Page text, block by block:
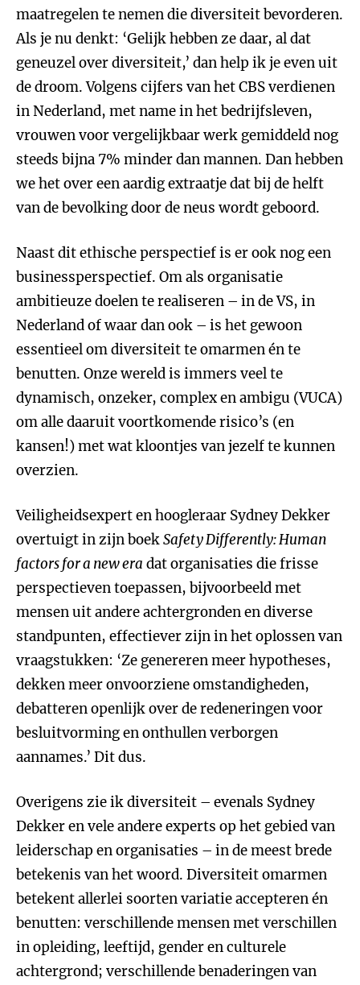
maatregelen te nemen die diversiteit bevorderen.
Als je nu denkt: ‘Gelijk hebben ze daar, al dat
geneuzel over diversiteit,’ dan help ik je even uit
de droom. Volgens cijfers van het CBS verdienen
in Nederland, met name in het bedrijfsleven,
vrouwen voor vergelijkbaar werk gemiddeld nog
steeds bijna 7% minder dan mannen. Dan hebben
we het over een aardig extraatje dat bij de helft
van de bevolking door de neus wordt geboord.
Naast dit ethische perspectief is er ook nog een
businessperspectief. Om als organisatie
ambitieuze doelen te realiseren – in de VS, in
Nederland of waar dan ook – is het gewoon
essentieel om diversiteit te omarmen én te
benutten. Onze wereld is immers veel te
dynamisch, onzeker, complex en ambigu (VUCA)
om alle daaruit voortkomende risico’s (en
kansen!) met wat kloontjes van jezelf te kunnen
overzien.
Veiligheidsexpert en hoogleraar Sydney Dekker
overtuigt in zijn boekSafety Differently: Human
factors for a new era dat organisaties die frisse
perspectieven toepassen, bijvoorbeeld met
mensen uit andere achtergronden en diverse
standpunten, effectiever zijn in het oplossen van
vraagstukken: ‘Ze genereren meer hypotheses,
dekken meer onvoorziene omstandigheden,
debatteren openlijk over de redeneringen voor
besluitvorming en onthullen verborgen
aannames.’ Dit dus.
Overigens zie ik diversiteit – evenals Sydney
Dekker en vele andere experts op het gebied van
leiderschap en organisaties – in de meest brede
betekenis van het woord. Diversiteit omarmen
betekent allerlei soorten variatie accepteren én
benutten: verschillende mensen met verschillen
in opleiding, leeftijd, gender en culturele
achtergrond; verschillende benaderingen van